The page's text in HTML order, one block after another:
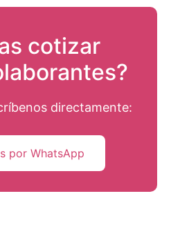
cotizar
directamente:
por WhatsApp